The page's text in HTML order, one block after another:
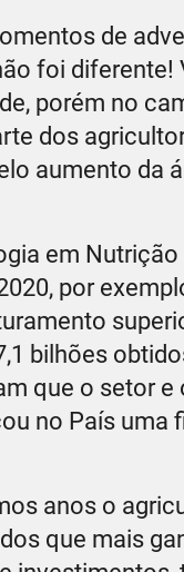
de
foi
porém no
dos
aumento da
em
por
bilhões
que o setor
no País
anos o
que mais